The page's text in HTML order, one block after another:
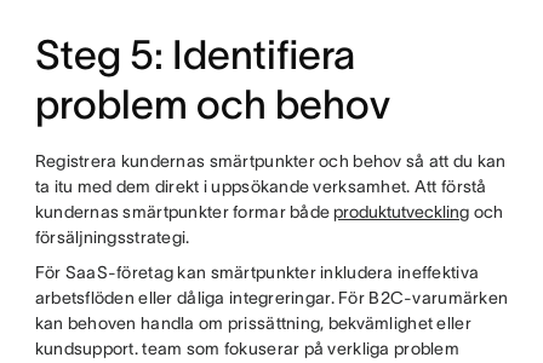
Steg 5: Identifiera
problem och behov
Registrera kundernas smärtpunkter och behov så att du kan
ta itu med dem direkt i uppsökande verksamhet. Att förstå
kundernas smärtpunkter formar både produktutveckling och
försäljningsstrategi.
För SaaS-företag kan smärtpunkter inkludera ineffektiva
arbetsflöden eller dåliga integreringar. För B2C-varumärken
kan behoven handla om prissättning, bekvämlighet eller
kundsupport. team som fokuserar på verkliga problem